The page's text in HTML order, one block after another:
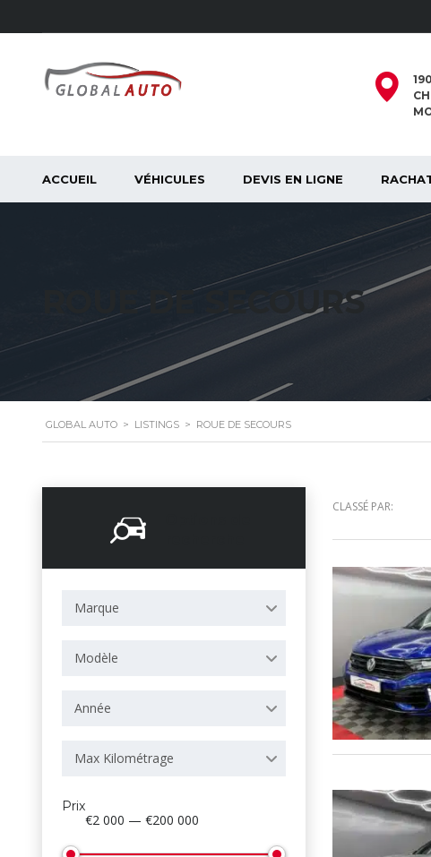
ACCUEIL VÉHICULES DEVIS EN LIGNE
ROUE DE SECOURS
GLOBAL AUTO > LISTINGS > ROUE DE SECOURS
Marque
Modèle
Année
Max Kilométrage
Prix
€2 000 — €200 000
CLASSÉ PAR: